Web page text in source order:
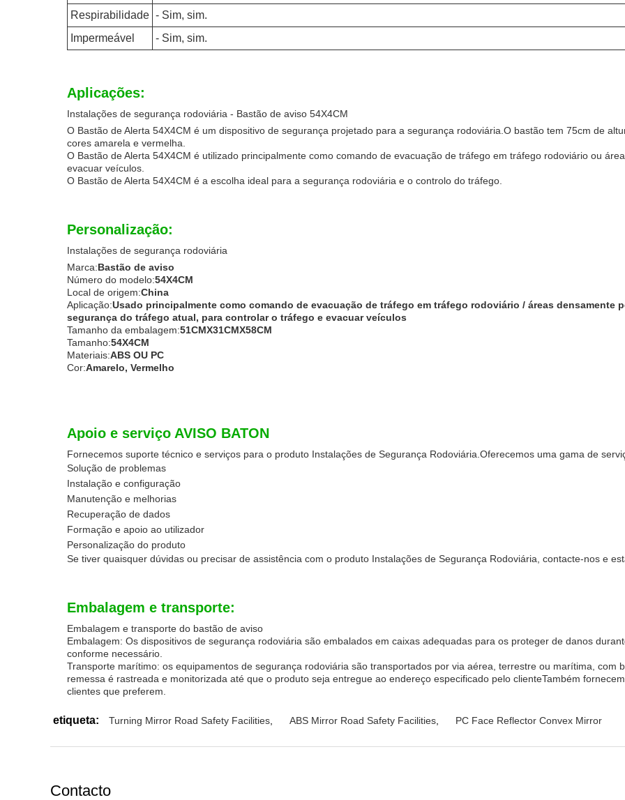
Respirabilidade - Sim, sim.
Impermeável
- Sim, sim.
Aplicações:
Instalações de segurança rodoviária - Bastão de aviso 54X4CM
O Bastão de Alerta 54X4CM é um dispositivo de segurança projetado para a segurança rodoviária.O bastão tem 75cm de
cores amarela e vermelha.
O Bastão de Alerta 54X4CM é utilizado principalmente como comando de evacuação de tráfego em tráfego rodoviário ou
evacuar veículos.
O Bastão de Alerta 54X4CM é a escolha ideal para a segurança rodoviária e o controlo do tráfego.
Personalização:
Instalações de segurança rodoviária
Marca:Bastão de aviso
Número do modelo:54X4CM
Local de origem:China
Aplicação:Usado principalmente como comando de evacuação de tráfego em tráfego rodoviário / áreas densamente
segurança do tráfego atual, para controlar o tráfego e evacuar veículos
Tamanho da embalagem:51CMX31CMX58CM
Tamanho:54X4CM
Materiais:ABS OU PC
Cor:Amarelo, Vermelho
Apoio e serviço AVISO BATON
Fornecemos suporte técnico e serviços para o produto Instalações de Segurança Rodoviária.Oferecemos uma gama de
Solução de problemas
Instalação e configuração
Manutenção e melhorias
Recuperação de dados
Formação e apoio ao utilizador
Personalização do produto
Se tiver quaisquer dúvidas ou precisar de assistência com o produto Instalações de Segurança Rodoviária, contacte-nos e
Embalagem e transporte:
Embalagem e transporte do bastão de aviso
Embalagem: Os dispositivos de segurança rodoviária são embalados em caixas adequadas para os proteger de danos
conforme necessário.
Transporte marítimo: os equipamentos de segurança rodoviária são transportados por via aérea, terrestre ou marítima, com
remessa é rastreada e monitorizada até que o produto seja entregue ao endereço especificado pelo clienteTambém
clientes que preferem.
etiqueta: Turning Mirror Road Safety Facilities ABS Mirror Road Safety Facilities PC Face Reflector Convex Mirror
Contacto